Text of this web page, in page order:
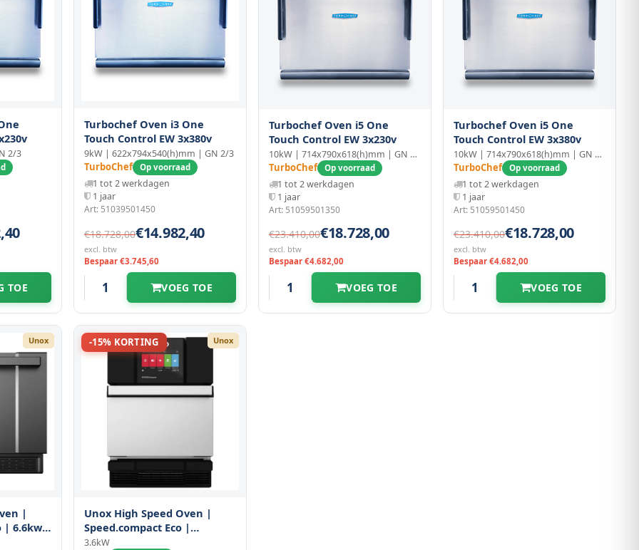
2/3
TOE
Turbochef Oven i3 One
Touch Control EW 3x380v
9kW | 622x794x540(h)mm | GN 2/3
TurboChef Op voorraad
1 tot 2 werkdagen
1 jaar
Art: 51039501450
€18.728,00€14.982,40
excl. btw
Bespaar €3.745,60
VOEG TOE
Turbochef Oven i5 One
Touch Control EW 3x230v
10kW | 714x790x618(h)mm | GN 1/1
TurboChef Op voorraad
1 tot 2 werkdagen
1 jaar
Art: 51059501350
€23.410,00€18.728,00
excl. btw
Bespaar €4.682,00
VOEG TOE
Turbochef Oven i5 One
Touch Control EW 3x380v
10kW | 714x790x618(h)mm | GN 1/1
TurboChef Op voorraad
1 tot 2 werkdagen
1 jaar
Art: 51059501450
€23.410,00€18.728,00
excl. btw
Bespaar €4.682,00
VOEG TOE
Unox
|
| 6.6kw |
-15% KORTING Unox
Unox High Speed Oven |
Speed.compact Eco |
Elektrisch | 30°c/280°c |
3.6kW